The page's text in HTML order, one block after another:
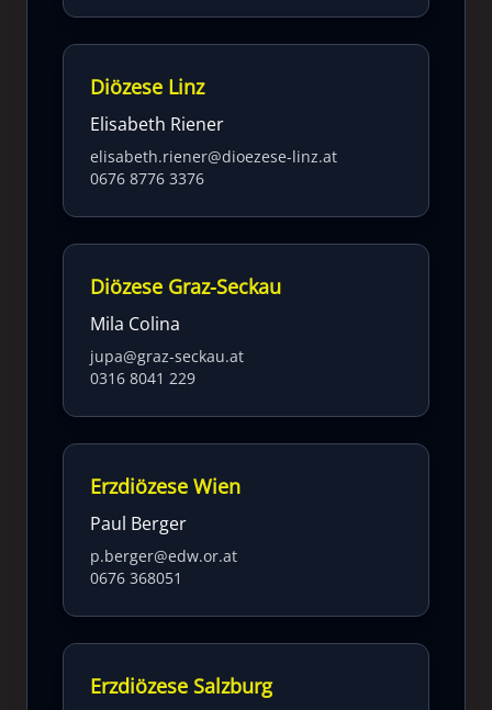
Diözese Linz
Elisabeth Riener
elisabeth.riener@dioezese-linz.at
0676 8776 3376
Diözese Graz-Seckau
Mila Colina
jupa@graz-seckau.at
0316 8041 229
Erzdiözese Wien
Paul Berger
p.berger@edw.or.at
0676 368051
Erzdiözese Salzburg